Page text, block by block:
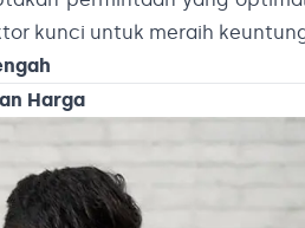
kunci untuk meraih
Harga